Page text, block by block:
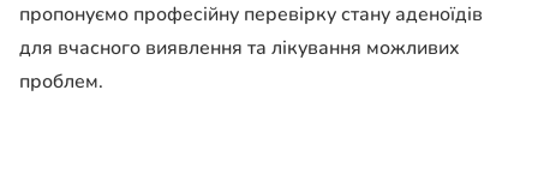
пропонуємо професійну перевірку стану аденоїдів
для вчасного виявлення та лікування можливих
проблем.